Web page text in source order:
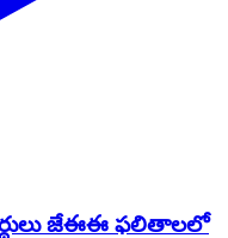
జేఈఈ ఫలితాలలో